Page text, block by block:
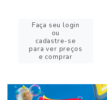
Faça seu login
ou
cadastre-se
para ver preços
e comprar